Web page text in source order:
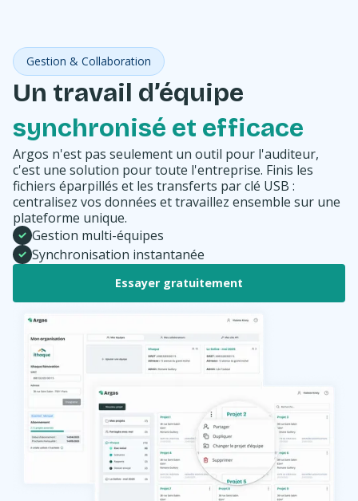
Gestion & Collaboration
Un travail d’équipe
synchronisé et efficace
Argos n'est pas seulement un outil pour l'auditeur,
c'est une solution pour toute l'entreprise. Finis les
fichiers éparpillés et les transferts par clé USB :
centralisez vos données et travaillez ensemble sur une
plateforme unique.
Gestion multi-équipes
Synchronisation instantanée
Essayer gratuitement